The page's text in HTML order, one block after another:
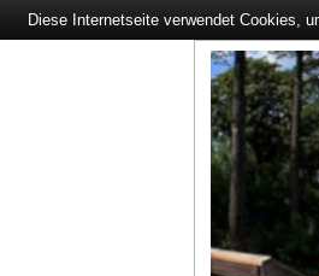
Diese Internetseite verwendet Cookies,